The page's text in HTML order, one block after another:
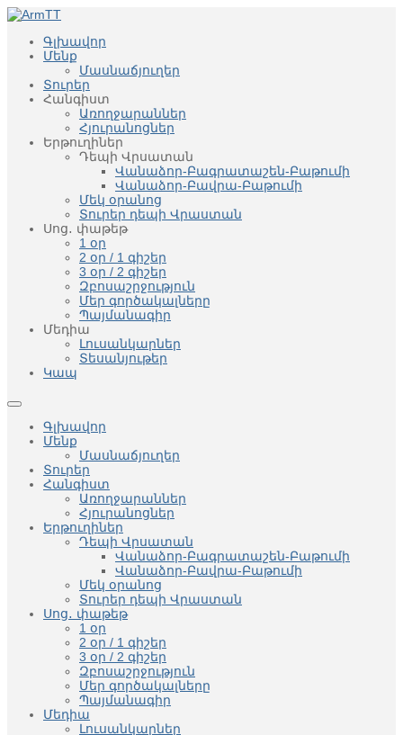
Գլխավոր
Մենք
Մասնաճյուղեր
Տուրեր
Հանգիստ
Առողջարաններ
Հյուրանոցներ
Երթուղիներ
Դեպի Վրսատան
Վանաձոր-Բագրատաշեն-Բաթումի
Վանաձոր-Բավրա-Բաթումի
Մեկ օրանոց
Տուրեր դեպի Վրաստան
Սոց․ փաթեթ
1 օր
2 օր / 1 գիշեր
3 օր / 2 գիշեր
Զբոսաշրջություն
Մեր գործակալները
Պայմանագիր
Մեդիա
Լուսանկարներ
Տեսանյութեր
Կապ
Գլխավոր
Մենք
Մասնաճյուղեր
Տուրեր
Հանգիստ
Առողջարաններ
Հյուրանոցներ
Երթուղիներ
Դեպի Վրսատան
Վանաձոր-Բագրատաշեն-Բաթումի
Վանաձոր-Բավրա-Բաթումի
Մեկ օրանոց
Տուրեր դեպի Վրաստան
Սոց․ փաթեթ
1 օր
2 օր / 1 գիշեր
3 օր / 2 գիշեր
Զբոսաշրջություն
Մեր գործակալները
Պայմանագիր
Մեդիա
Լուսանկարներ